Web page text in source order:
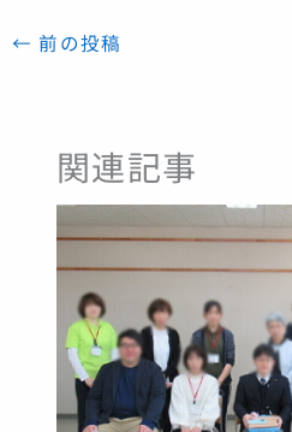
← 前の投稿
関連記事